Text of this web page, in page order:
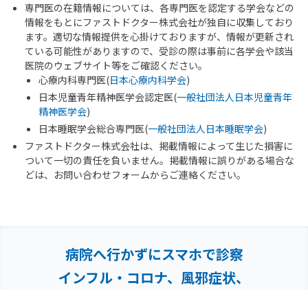
専門医の在籍情報については、各専門医を認定する学会などの
情報をもとにファストドクター株式会社が独自に収集しており
ます。適切な情報提供を心掛けておりますが、情報が更新され
ている可能性がありますので、受診の際は事前に各学会や該当
医院のウェブサイト等をご確認ください。
心療内科専門医(日本心療内科学会)
日本児童青年精神医学会認定医(一般社団法人日本児童青年
精神医学会)
日本睡眠学会総合専門医(一般社団法人日本睡眠学会)
ファストドクター株式会社は、掲載情報によって生じた損害に
ついて一切の責任を負いません。掲載情報に誤りがある場合な
どは、お問い合わせフォームからご連絡ください。
病院へ行かずにスマホで診察
インフル・コロナ、風邪症状、